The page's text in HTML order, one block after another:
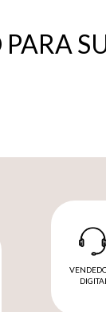
DIGITAL